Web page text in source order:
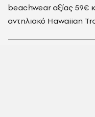
beachwear αξίας 59€
αντηλιακό Ηawaiian